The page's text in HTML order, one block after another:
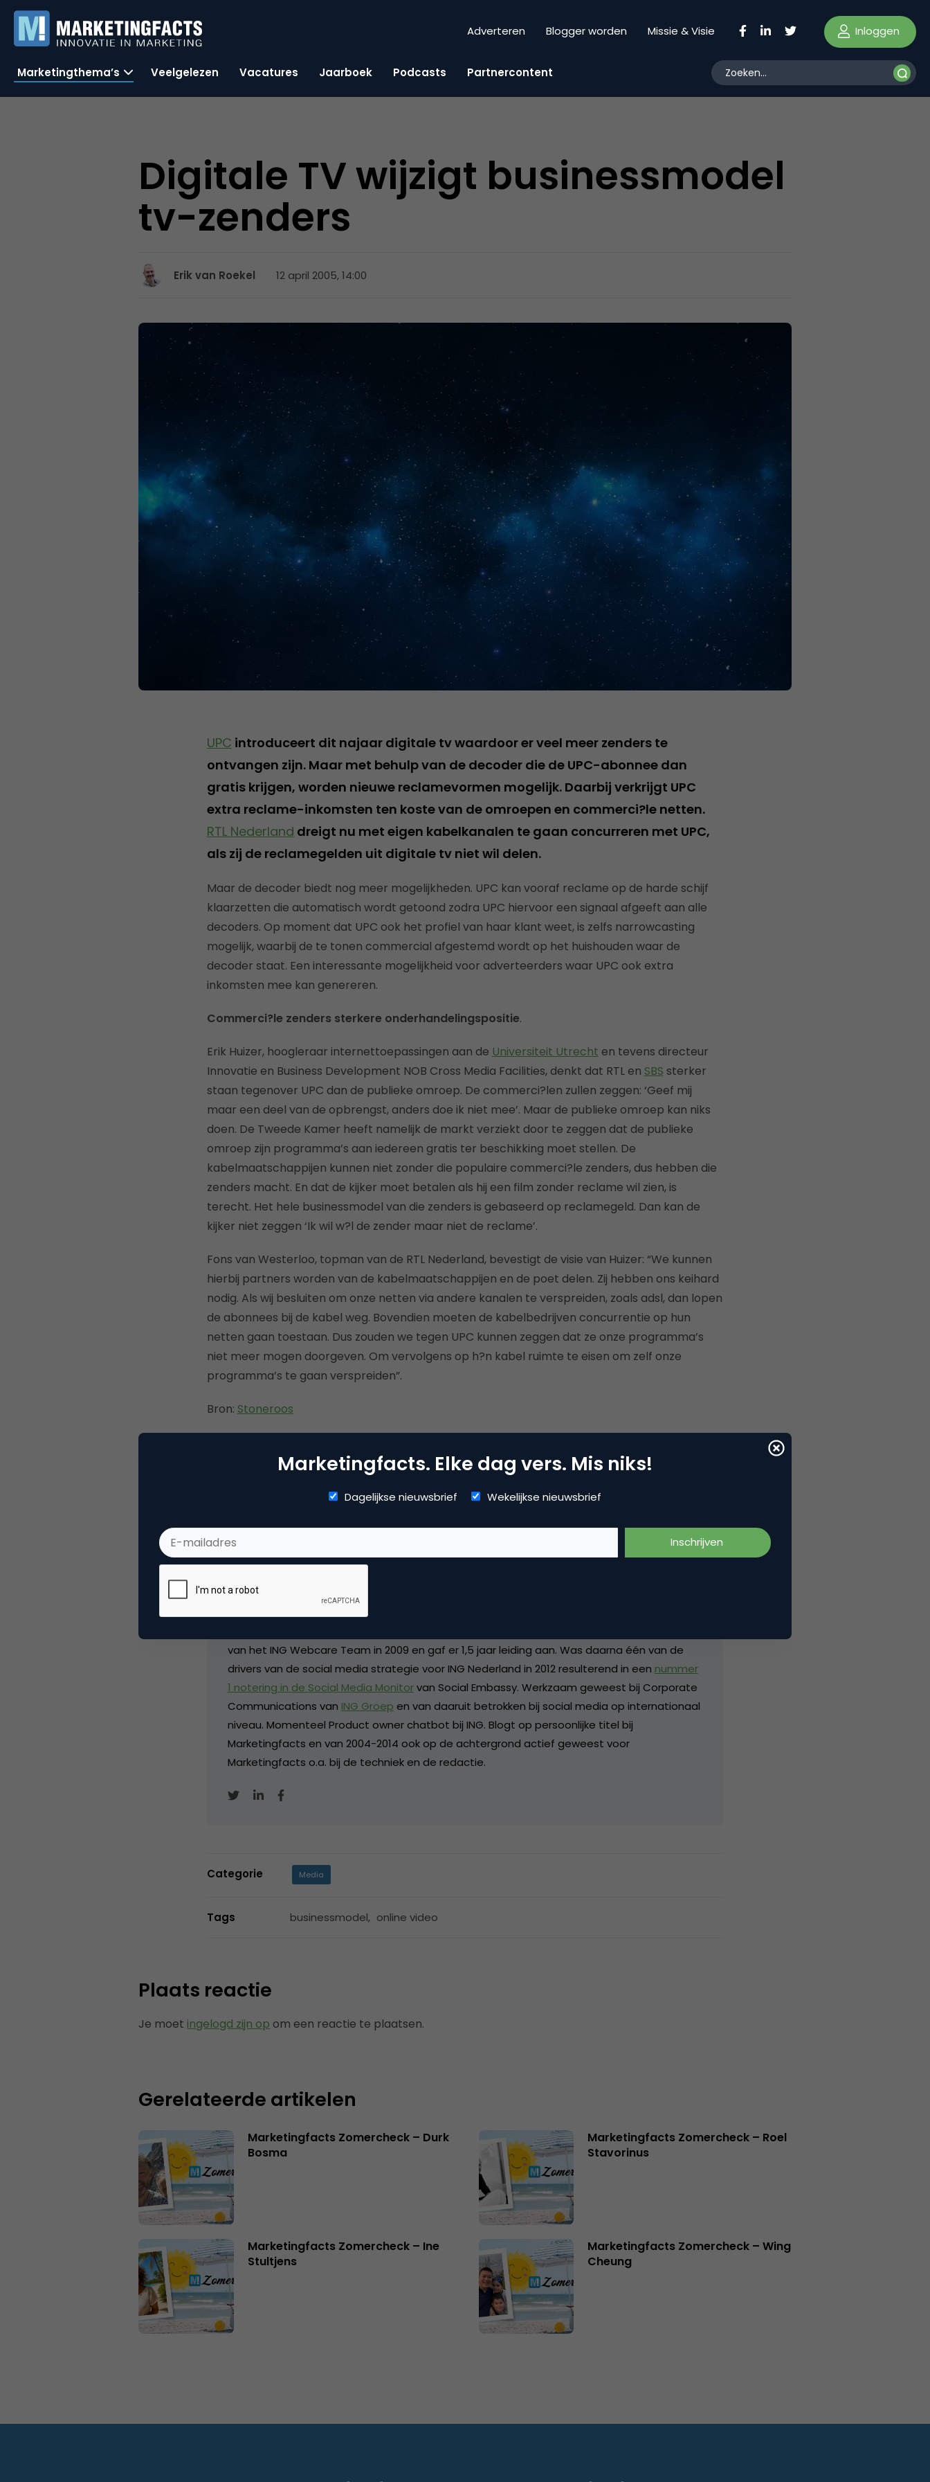
Adverteren Blogger worden Missie & Visie Inloggen
Marketingthema’s Veelgelezen Vacatures Jaarboek Podcasts Partnercontent
Digitale TV wijzigt businessmodel
tv-zenders
Erik van Roekel 12 april 2005, 14:00
UPC introduceert dit najaar digitale tv waardoor er veel meer zenders te
ontvangen zijn. Maar met behulp van de decoder die de UPC-abonnee dan
gratis krijgen, worden nieuwe reclamevormen mogelijk. Daarbij verkrijgt UPC
extra reclame-inkomsten ten koste van de omroepen en commerci?le netten.
RTL Nederland dreigt nu met eigen kabelkanalen te gaan concurreren met UPC,
als zij de reclamegelden uit digitale tv niet wil delen.
Maar de decoder biedt nog meer mogelijkheden. UPC kan vooraf reclame op de harde schijf
klaarzetten die automatisch wordt getoond zodra UPC hiervoor een signaal afgeeft aan alle
decoders. Op moment dat UPC ook het profiel van haar klant weet, is zelfs narrowcasting
mogelijk, waarbij de te tonen commercial afgestemd wordt op het huishouden waar de
decoder staat. Een interessante mogelijkheid voor adverteerders waar UPC ook extra
inkomsten mee kan genereren.
Commerci?le zenders sterkere onderhandelingspositie.
Erik Huizer, hoogleraar internettoepassingen aan de Universiteit Utrecht en tevens directeur
Innovatie en Business Development NOB Cross Media Facilities, denkt dat RTL en SBS sterker
staan tegenover UPC dan de publieke omroep. De commerci?len zullen zeggen: ‘Geef mij
maar een deel van de opbrengst, anders doe ik niet mee’. Maar de publieke omroep kan niks
doen. De Tweede Kamer heeft namelijk de markt verziekt door te zeggen dat de publieke
omroep zijn programma’s aan iedereen gratis ter beschikking moet stellen. De
kabelmaatschappijen kunnen niet zonder die populaire commerci?le zenders, dus hebben die
zenders macht. En dat de kijker moet betalen als hij een film zonder reclame wil zien, is
terecht. Het hele businessmodel van die zenders is gebaseerd op reclamegeld. Dan kan de
kijker niet zeggen ‘Ik wil w?l de zender maar niet de reclame’.
Fons van Westerloo, topman van de RTL Nederland, bevestigt de visie van Huizer: “We kunnen
hierbij partners worden van de kabelmaatschappijen en de poet delen. Zij hebben ons keihard
nodig. Als wij besluiten om onze netten via andere kanalen te verspreiden, zoals adsl, dan lopen
de abonnees bij de kabel weg. Bovendien moeten de kabelbedrijven concurrentie op hun
netten gaan toestaan. Dus zouden we tegen UPC kunnen zeggen dat ze onze programma’s
niet meer mogen doorgeven. Om vervolgens op h?n kabel ruimte te eisen om zelf onze
programma’s te gaan verspreiden”.
Bron: Stoneroos
Erik van Roekel
Marketingprofessional met ruime ervaring in diverse internetprojecten in de financiële
van het ING Webcare Team in 2009 en gaf er 1,5 jaar leiding aan. Was daarna één van de
drivers van de social media strategie voor ING Nederland in 2012 resulterend in een nummer
1 notering in de Social Media Monitorvan Social Embassy. Werkzaam geweest bij Corporate
Communications van ING Groep en van daaruit betrokken bij social media op internationaal
niveau. Momenteel Product owner chatbot bij ING. Blogt op persoonlijke titel bij
Marketingfacts en van 2004-2014 ook op de achtergrond actief geweest voor
Marketingfacts o.a. bij de techniek en de redactie.
Categorie Media
Tags businessmodel, online video
Plaats reactie
Je moet ingelogd zijn op om een reactie te plaatsen.
Gerelateerde artikelen
Marketingfacts Zomercheck – Durk
Bosma
Marketingfacts Zomercheck – Roel
Stavorinus
Marketingfacts Zomercheck – Ine
Stultjens
Marketingfacts Zomercheck – Wing
Cheung
Marketingfacts. Elke dag vers. Mis niks!
Dagelijkse nieuwsbrief Wekelijkse nieuwsbrief